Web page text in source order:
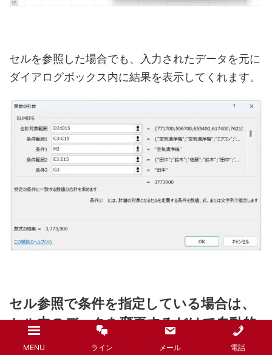
セルを参照した場合でも、入力されたデータを元に
ダイアログボックス内に結果を表示してくれます。
セル参照で条件を指定している場合は、
セル内のデータを変更するだけで自動的
にSUMIFS関数の結果も変わってくれま
MENU ライン メール 電話